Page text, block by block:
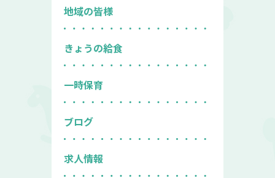
地域の皆様
きょうの給食
一時保育
ブログ
求人情報